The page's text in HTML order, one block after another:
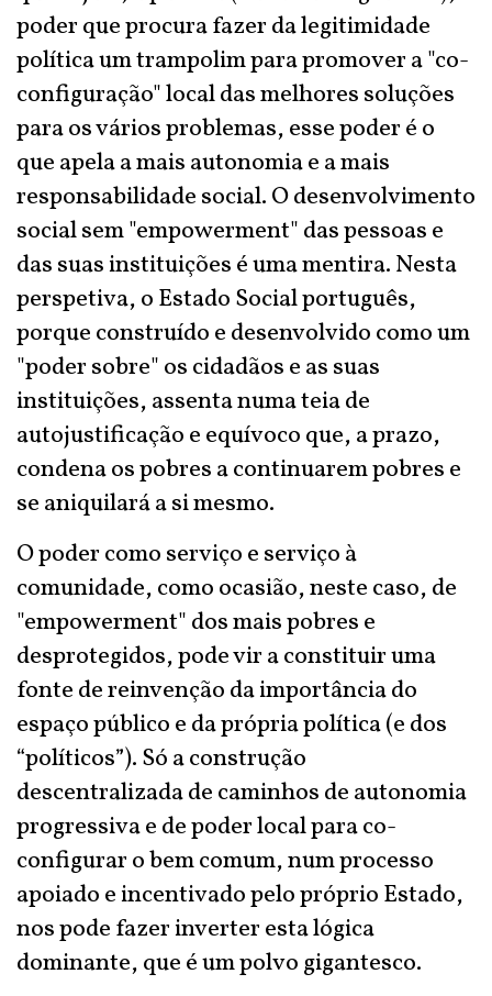
poder que procura fazer da legitimidade
política um trampolim para promover a "co-
configuração" local das melhores soluções
para os vários problemas, esse poder é o
que apela a mais autonomia e a mais
responsabilidade social. O desenvolvimento
social sem "empowerment" das pessoas e
das suas instituições é uma mentira. Nesta
perspetiva, o Estado Social português,
porque construído e desenvolvido como um
"poder sobre" os cidadãos e as suas
instituições, assenta numa teia de
autojustificação e equívoco que, a prazo,
condena os pobres a continuarem pobres e
se aniquilará a si mesmo.
O poder como serviço e serviço à
comunidade, como ocasião, neste caso, de
"empowerment" dos mais pobres e
desprotegidos, pode vir a constituir uma
fonte de reinvenção da importância do
espaço público e da própria política (e dos
“políticos”). Só a construção
descentralizada de caminhos de autonomia
progressiva e de poder local para co-
configurar o bem comum, num processo
apoiado e incentivado pelo próprio Estado,
nos pode fazer inverter esta lógica
dominante, que é um polvo gigantesco.